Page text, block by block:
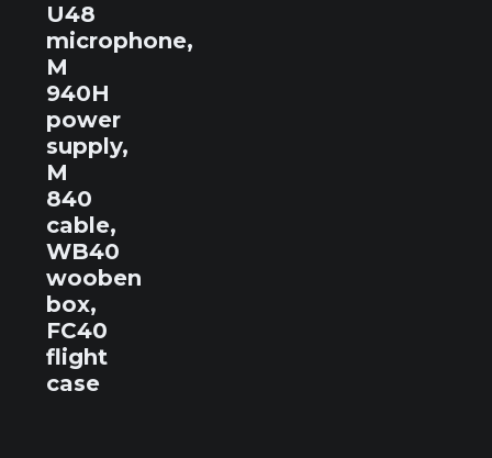
U48
microphone,
M
940H
power
supply,
M
840
cable,
WB40
wooben
box,
FC40
flight
case